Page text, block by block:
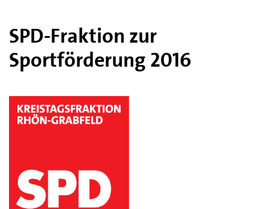
SPD-Fraktion zur
Sportförderung 2016